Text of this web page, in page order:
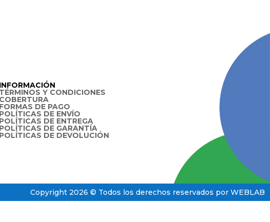
INFORMACIÓN
TÉRMINOS Y CONDICIONES
COBERTURA
FORMAS DE PAGO
POLÍTICAS DE ENVÍO
POLÍTICAS DE ENTREGA
POLÍTICAS DE GARANTÍA
POLÍTICAS DE DEVOLUCIÓN
Copyright 2026 © Todos los derechos reservados por WEBLAB